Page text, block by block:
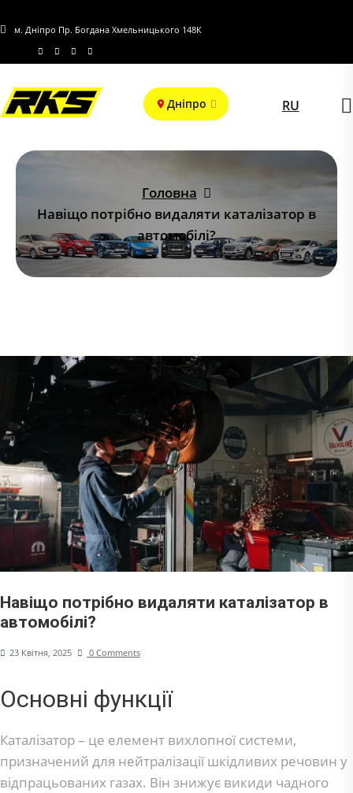
м. Дніпро Пр. Богдана Хмельницького 148К
Дніпро RU
Головна
Навіщо потрібно видаляти каталізатор в
автомобілі?
Навіщо потрібно видаляти каталізатор в
автомобілі?
23 Квітня, 2025 0 Comments
Основні функції
Каталізатор – це елемент вихлопної системи,
призначений для нейтралізації шкідливих речовин у
відпрацьованих газах. Він знижує викиди чадного